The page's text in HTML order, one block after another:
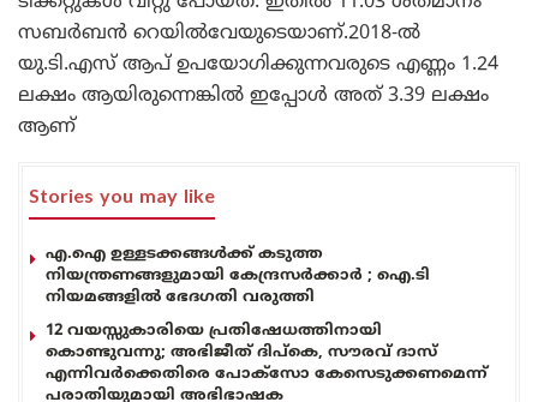
സബർബൻ റെയിൽവേയുടെയാണ്.2018-ൽ
യു.ടി.എസ് ആപ് ഉപയോഗിക്കുന്നവരുടെ എണ്ണം 1.24
ലക്ഷം ആയിരുന്നെങ്കിൽ ഇപ്പോൾ അത് 3.39 ലക്ഷം
ആണ്
Stories you may like
എ.ഐ ഉള്ളടക്കങ്ങൾക്ക് കടുത്ത
നിയന്ത്രണങ്ങളുമായി കേന്ദ്രസർക്കാർ ; ഐ.ടി
നിയമങ്ങളിൽ ഭേദഗതി വരുത്തി
12 വയസ്സുകാരിയെ പ്രതിഷേധത്തിനായി
കൊണ്ടുവന്നു; അഭിജീത് ദിപ്കെ, സൗരവ് ദാസ്
എന്നിവർക്കെതിരെ പോക്സോ കേസെടുക്കണമെന്ന്
പരാതിയുമായി അഭിഭാഷക